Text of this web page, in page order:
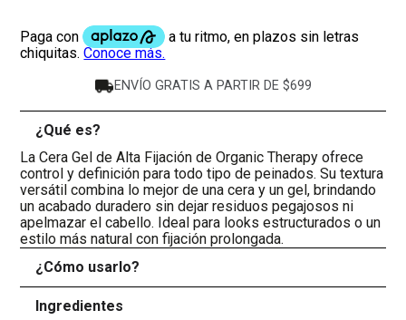
ENVÍO GRATIS A PARTIR DE $699
¿Qué es?
La Cera Gel de Alta Fijación de Organic Therapy ofrece
control y definición para todo tipo de peinados. Su textura
versátil combina lo mejor de una cera y un gel, brindando
un acabado duradero sin dejar residuos pegajosos ni
apelmazar el cabello. Ideal para looks estructurados o un
estilo más natural con fijación prolongada.
¿Cómo usarlo?
Ingredientes